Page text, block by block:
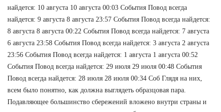
найдется: 10 августа 10 августа 00:03 События Повод всегда
найдется: 9 августа 8 августа 23:57 События Повод всегда найдется:
8 августа 8 августа 00:22 События Повод всегда найдется: 7 августа
6 августа 23:58 События Повод всегда найдется: 3 августа 2 августа
23:56 События Повод всегда найдется: 1 августа 1 августа 00:52
События Повод всегда найдется: 29 июля 29 июля 00:48 События
Повод всегда найдется: 28 июля 28 июля 00:34 Соб Глядя на них,
всем было понятно, как должна выглядеть образцовая пара.
Подавляющее большинство сбережений вложено внутри страны и